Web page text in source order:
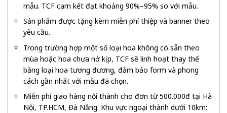
mẫu. TCF cam kết đạt khoảng 90%–95% so với mẫu.
Sản phẩm được tặng kèm miễn phí thiệp và banner theo
yêu cầu.
Trong trường hợp một số loại hoa không có sẵn theo
mùa hoặc hoa chưa nở kịp, TCF sẽ linh hoạt thay thế
bằng loại hoa tương đương, đảm bảo form và phong
cách gần nhất với mẫu đã chọn.
Miễn phí giao hàng nội thành cho đơn từ 500.000đ tại Hà
Nội, TP.HCM, Đà Nẵng. Khu vực ngoại thành dưới 10km: